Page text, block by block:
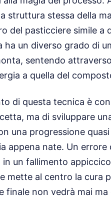
struttura stessa della
del pasticciere simile a
un diverso grado di
sentendo
a quella del
di questa tecnica è
ma di sviluppare
una progressione
appena nate. Un errore
un fallimento
mette al centro la cura
finale non vedrà mai